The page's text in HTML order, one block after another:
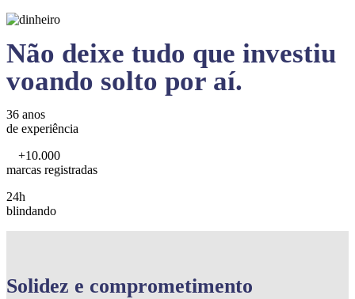
Não deixe tudo que investiu
voando solto por aí.
36 anos
de experiência
+10.000
marcas registradas
24h
blindando
Solidez e comprometimento